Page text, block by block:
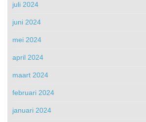
juli 2024
juni 2024
mei 2024
april 2024
maart 2024
februari 2024
januari 2024